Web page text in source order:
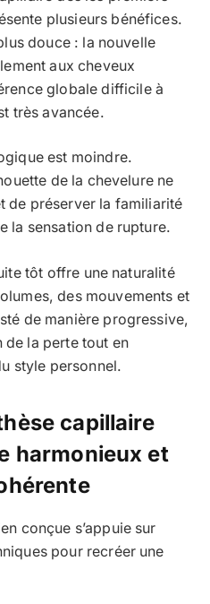
plusieurs bénéfices.
douce : la nouvelle
aux cheveux
globale difficile à
très avancée.
est moindre.
de la chevelure ne
de préserver la familiarité
la sensation de rupture.
tôt offre une naturalité
des mouvements et
de manière progressive,
de la perte tout en
style personnel.
capillaire
harmonieux et
conçue s’appuie sur
pour recréer une